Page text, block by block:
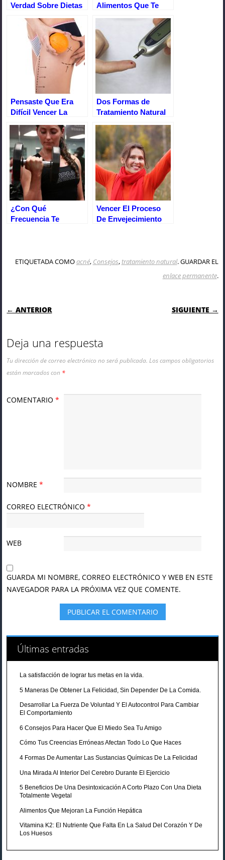
Verdad Sobre Dietas
Alimentos Que Te
Pensaste Que Era
Difícil Vencer La
Demuestro Que No
Dos Formas de
Tratamiento Natural
Diabetes
¿Con Qué
Frecuencia Te
Vencer El Proceso
De Envejecimiento
ETIQUETADA COMOacné, Consejos, tratamiento natural. GUARDAR EL
enlace permanente.
NAVEGACIÓN DE ENTRADAS
← ANTERIOR SIGUIENTE →
Deja una respuesta
Tu dirección de correo electrónico no será publicada. Los campos obligatorios
están marcados con *
COMENTARIO*
NOMBRE*
CORREO ELECTRÓNICO*
WEB
GUARDA MI NOMBRE, CORREO ELECTRÓNICO Y WEB EN ESTE
NAVEGADOR PARA LA PRÓXIMA VEZ QUE COMENTE.
Últimas entradas
La satisfacción de lograr tus metas en la vida.
5 Maneras De Obtener La Felicidad, Sin Depender De La Comida.
Desarrollar La Fuerza De Voluntad Y El Autocontrol Para Cambiar
El Comportamiento
6 Consejos Para Hacer Que El Miedo Sea Tu Amigo
Cómo Tus Creencias Erróneas Afectan Todo Lo Que Haces
4 Formas De Aumentar Las Sustancias Químicas De La Felicidad
Una Mirada Al Interior Del Cerebro Durante El Ejercicio
5 Beneficios De Una Desintoxicación A Corto Plazo Con Una Dieta
Totalmente Vegetal
Alimentos Que Mejoran La Función Hepática
Vitamina K2: El Nutriente Que Falta En La Salud Del Corazón Y De
Los Huesos